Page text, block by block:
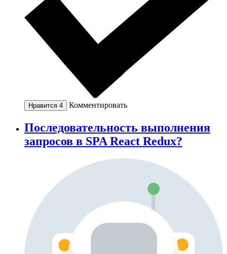
Нравится 4 Комментировать
Последовательность выполнения
запросов в SPA React Redux?